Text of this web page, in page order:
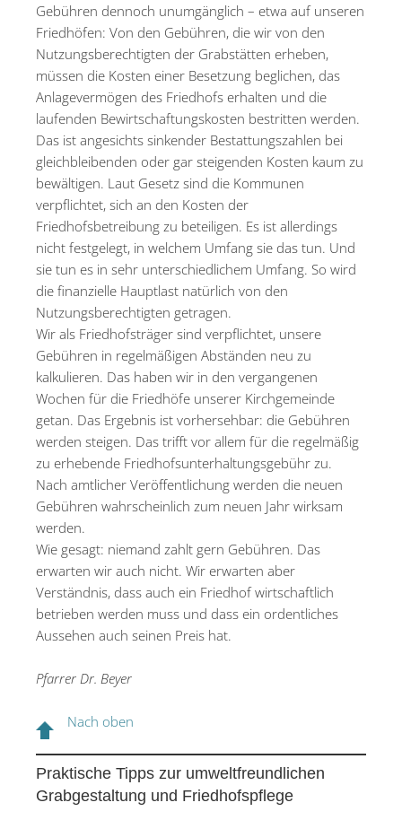
Gebühren dennoch unumgänglich – etwa auf unseren
Friedhöfen: Von den Gebühren, die wir von den
Nutzungsberechtigten der Grabstätten erheben,
müssen die Kosten einer Besetzung beglichen, das
Anlagevermögen des Friedhofs erhalten und die
laufenden Bewirtschaftungskosten bestritten werden.
Das ist angesichts sinkender Bestattungszahlen bei
gleichbleibenden oder gar steigenden Kosten kaum zu
bewältigen. Laut Gesetz sind die Kommunen
verpflichtet, sich an den Kosten der
Friedhofsbetreibung zu beteiligen. Es ist allerdings
nicht festgelegt, in welchem Umfang sie das tun. Und
sie tun es in sehr unterschiedlichem Umfang. So wird
die finanzielle Hauptlast natürlich von den
Nutzungsberechtigten getragen.
Wir als Friedhofsträger sind verpflichtet, unsere
Gebühren in regelmäßigen Abständen neu zu
kalkulieren. Das haben wir in den vergangenen
Wochen für die Friedhöfe unserer Kirchgemeinde
getan. Das Ergebnis ist vorhersehbar: die Gebühren
werden steigen. Das trifft vor allem für die regelmäßig
zu erhebende Friedhofsunterhaltungsgebühr zu.
Nach amtlicher Veröffentlichung werden die neuen
Gebühren wahrscheinlich zum neuen Jahr wirksam
werden.
Wie gesagt: niemand zahlt gern Gebühren. Das
erwarten wir auch nicht. Wir erwarten aber
Verständnis, dass auch ein Friedhof wirtschaftlich
betrieben werden muss und dass ein ordentliches
Aussehen auch seinen Preis hat.
Pfarrer Dr. Beyer
Nach oben
Praktische Tipps zur umweltfreundlichen
Grabgestaltung und Friedhofspflege